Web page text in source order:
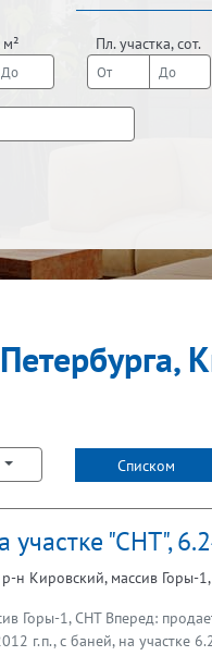
Пл. участка, сот.
Списком
"СНТ",
н Кировский, массив Горы-
Горы-1, СНТ Вперед:
г.п., с баней, на участке